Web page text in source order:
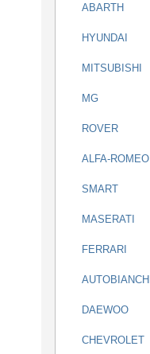
ABARTH
HYUNDAI
MITSUBISHI
MG
ROVER
ALFA-ROMEO
SMART
MASERATI
FERRARI
AUTOBIANCHI
DAEWOO
CHEVROLET